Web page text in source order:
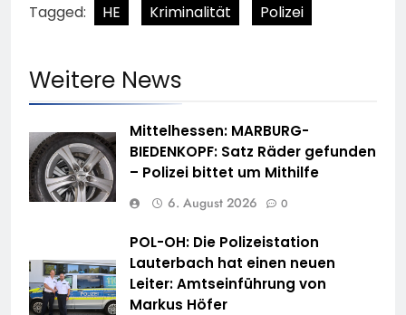
Tagged: HE Kriminalität Polizei
Weitere News
Mittelhessen: MARBURG-
BIEDENKOPF: Satz Räder gefunden
– Polizei bittet um Mithilfe
6. August 2026 0
POL-OH: Die Polizeistation
Lauterbach hat einen neuen
Leiter: Amtseinführung von
Markus Höfer